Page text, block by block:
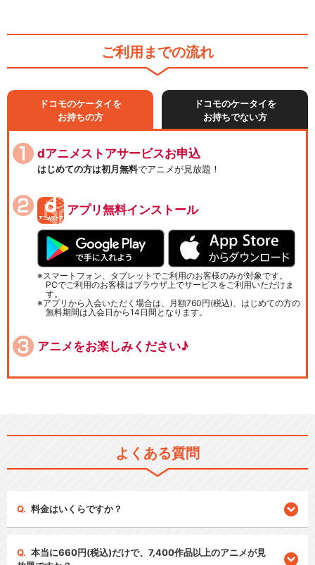
ご利用までの流れ
ドコモのケータイを
お持ちの方
ドコモのケータイを
お持ちでない方
dアニメストアサービスお申込
はじめての方は初月無料でアニメが見放題！
アプリ無料インストール
スマートフォン、タブレットでご利用のお客様のみが対象です。
PCでご利用のお客様はブラウザ上でサービスをご利用いただけま
す。
アプリから入会いただく場合は、月額760円(税込)、はじめての方の
無料期間は入会日から14日間となります。
アニメをお楽しみください♪
よくある質問
料金はいくらですか？
本当に660円(税込)だけで、7,400作品以上のアニメが見